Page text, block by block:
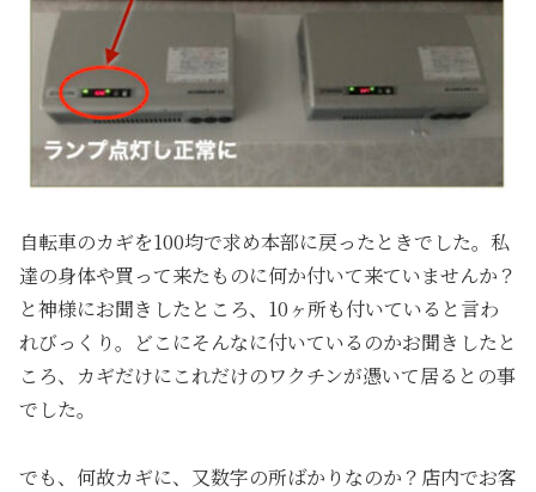
自転車のカギを100均で求め本部に戻ったときでした。私
達の身体や買って来たものに何か付いて来ていませんか？
と神様にお聞きしたところ、10ヶ所も付いていると言わ
れびっくり。どこにそんなに付いているのかお聞きしたと
ころ、カギだけにこれだけのワクチンが憑いて居るとの事
でした。
でも、何故カギに、又数字の所ばかりなのか？店内でお客